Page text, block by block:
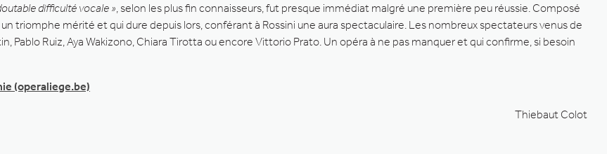
difficulté vocale », selon les plus fin connaisseurs, fut presque immédiat malgré une première peu réussie. Composé
triomphe mérité et qui dure depuis lors, conférant à Rossini une aura spectaculaire. Les nombreux spectateurs venus de
Pablo Ruiz, Aya Wakizono, Chiara Tirotta ou encore Vittorio Prato. Un opéra à ne pas manquer et qui confirme, si besoin
(operaliege.be)
Thiebaut Colot